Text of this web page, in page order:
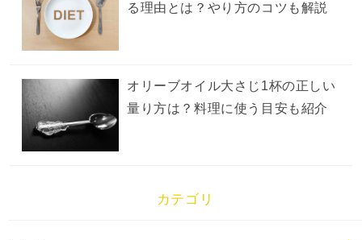
る理由とは？やり方のコツも解説
オリーブオイル大さじ1杯の正しい
量り方は？料理に使う目安も紹介
カテゴリ